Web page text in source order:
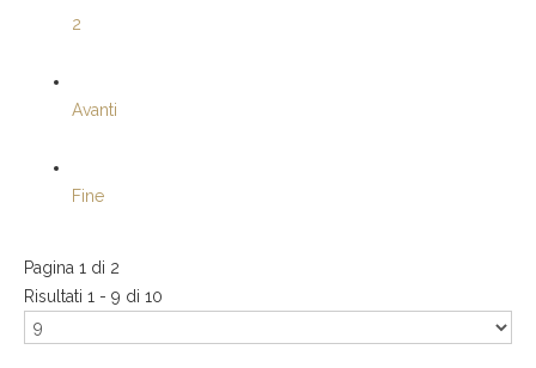
2
Avanti
Fine
Pagina 1 di 2
Risultati 1 - 9 di 10